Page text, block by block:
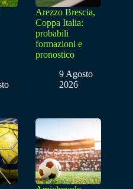
Arezzo Brescia,
Coppa Italia:
probabili
formazioni e
pronostico
9 Agosto
2026